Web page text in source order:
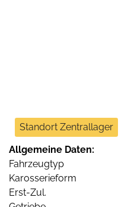
Standort Zentrallager
Allgemeine Daten:
Fahrzeugtyp
Karosserieform
Erst-Zul.